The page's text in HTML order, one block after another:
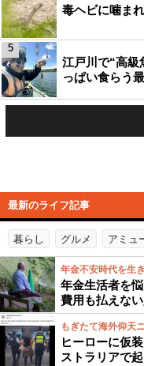
毒ヘビに噛ま
江戸川で“高級
っぱい食らう
5
最新のライフ記事
暮らし グルメ アミュ
年金不安時代を生
年金生活者を
費用も払えな
もぎたて海外仰天
ヒーローに仮
ストラリアで